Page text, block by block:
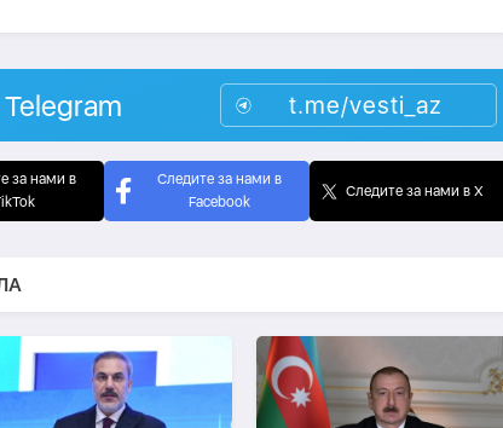
t.me/vesti_az
за нами в
Следите за нами в
Facebook
Следите за нами в X